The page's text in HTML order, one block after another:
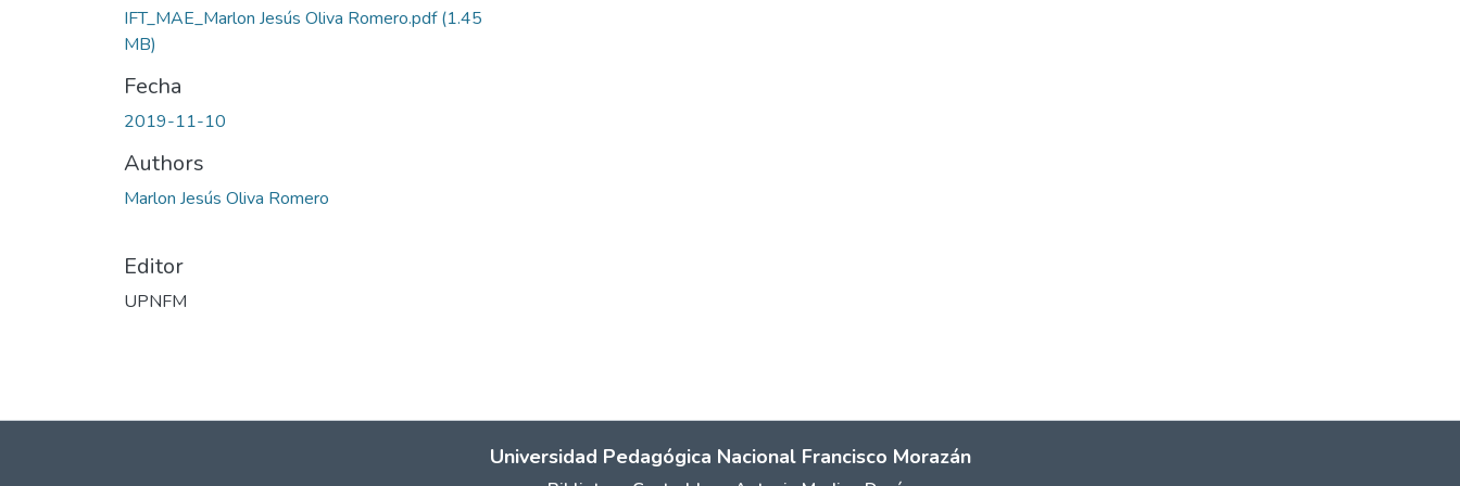
IFT_MAE_Marlon Jesús Oliva Romero.pdf(1.45
MB)
Fecha
2019-11-10
Authors
Marlon Jesús Oliva Romero
Editor
UPNFM
Universidad Pedagógica Nacional Francisco Morazán